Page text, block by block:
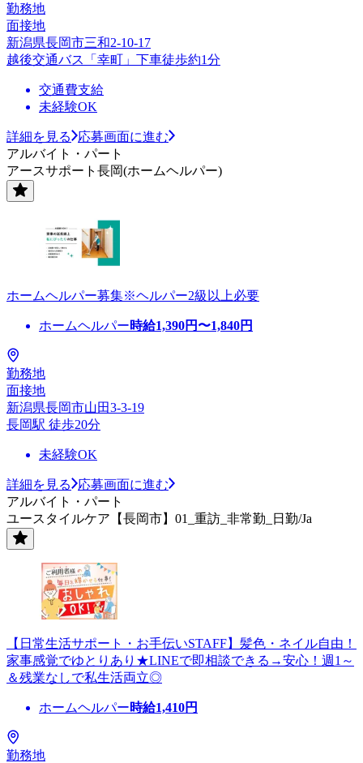
勤務地
面接地
新潟県長岡市三和2-10-17
越後交通バス「幸町」下車徒歩約1分
交通費支給
未経験OK
詳細を見る
応募画面に進む
アルバイト・パート
アースサポート長岡(ホームヘルパー)
ホームヘルパー募集※ヘルパー2級以上必要
ホームヘルパー時給1,390円〜1,840円
勤務地
面接地
新潟県長岡市山田3-3-19
長岡駅 徒歩20分
未経験OK
詳細を見る
応募画面に進む
アルバイト・パート
ユースタイルケア【長岡市】01_重訪_非常勤_日勤/Ja
【日常生活サポート・お手伝いSTAFF】髪色・ネイル自由！
家事感覚でゆとりあり★LINEで即相談できる→安心！週1～
＆残業なしで私生活両立◎
ホームヘルパー時給1,410円
勤務地